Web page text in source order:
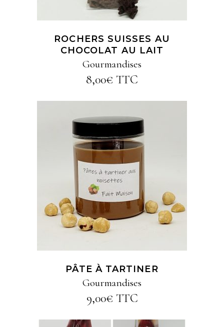
ROCHERS SUISSES AU
CHOCOLAT AU LAIT
Gourmandises
8,00€ TTC
AJOUTER AU PANIER
PÂTE À TARTINER
Gourmandises
9,00€ TTC